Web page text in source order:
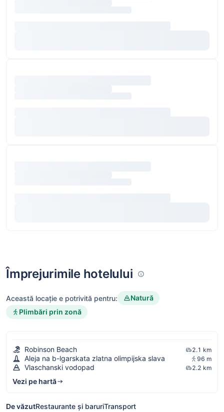
Împrejurimile hotelului
Această locație e potrivită pentru:
Natură
Plimbări prin zonă
Robinson Beach 2.1 km
Aleja na b-lgarskata zlatna olimpijska slava 96 m
Vlaschanski vodopad 2.2 km
Vezi pe hartă
De văzutRestaurante și baruriTransport